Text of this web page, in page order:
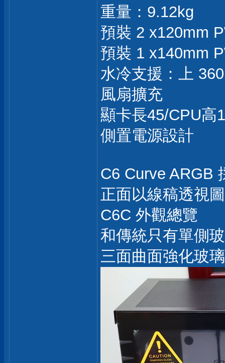
重量：9.12kg
預裝 2 x120mm
預裝 1 x140mm
水冷支援：上 360
風扇擴充
顯卡長45/CPU高
側置電源設計
C6 Curve ARGB
正面以線稿透視
C6C 外觀總覽
和傳統只有單側
三面曲面強化玻